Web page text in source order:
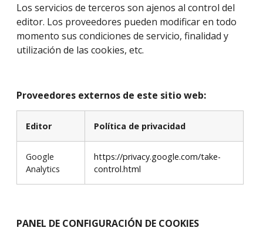
Los servicios de terceros son ajenos al control del
editor. Los proveedores pueden modificar en todo
momento sus condiciones de servicio, finalidad y
utilización de las cookies, etc.
Proveedores externos de este sitio web:
Editor Política de privacidad
Google
Analytics
https://privacy.google.com/take-
control.html
PANEL DE CONFIGURACIÓN DE COOKIES